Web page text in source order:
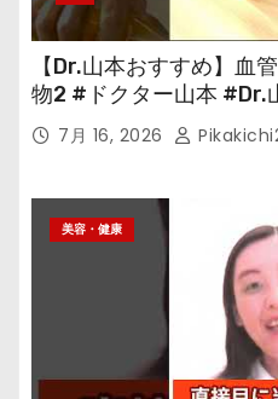
【Dr.山本おすすめ】血
物2 #ドクター山本 #Dr.
7月 16, 2026
美容・健康